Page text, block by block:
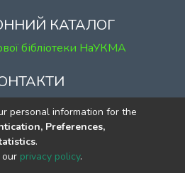
КАТАЛОГ
бібліотеки НаУКМА
Сковороди, 2
1, к. 120
463-69-31
personal information for the
Preferences,
.
privacy policy.